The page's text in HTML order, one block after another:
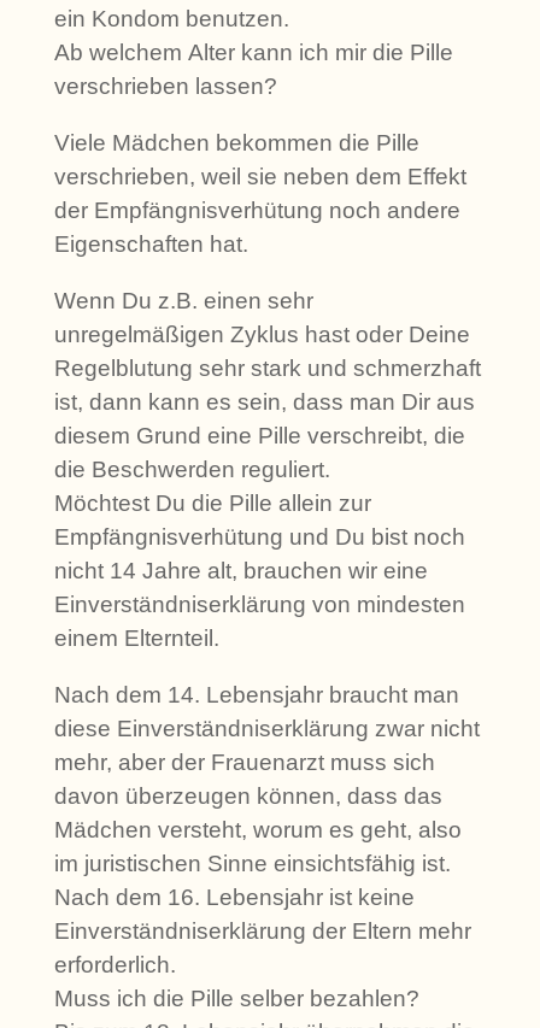
ein Kondom benutzen.
Ab welchem Alter kann ich mir die Pille
verschrieben lassen?
Viele Mädchen bekommen die Pille
verschrieben, weil sie neben dem Effekt
der Empfängnisverhütung noch andere
Eigenschaften hat.
Wenn Du z.B. einen sehr
unregelmäßigen Zyklus hast oder Deine
Regelblutung sehr stark und schmerzhaft
ist, dann kann es sein, dass man Dir aus
diesem Grund eine Pille verschreibt, die
die Beschwerden reguliert.
Möchtest Du die Pille allein zur
Empfängnisverhütung und Du bist noch
nicht 14 Jahre alt, brauchen wir eine
Einverständniserklärung von mindesten
einem Elternteil.
Nach dem 14. Lebensjahr braucht man
diese Einverständniserklärung zwar nicht
mehr, aber der Frauenarzt muss sich
davon überzeugen können, dass das
Mädchen versteht, worum es geht, also
im juristischen Sinne einsichtsfähig ist.
Nach dem 16. Lebensjahr ist keine
Einverständniserklärung der Eltern mehr
erforderlich.
Muss ich die Pille selber bezahlen?